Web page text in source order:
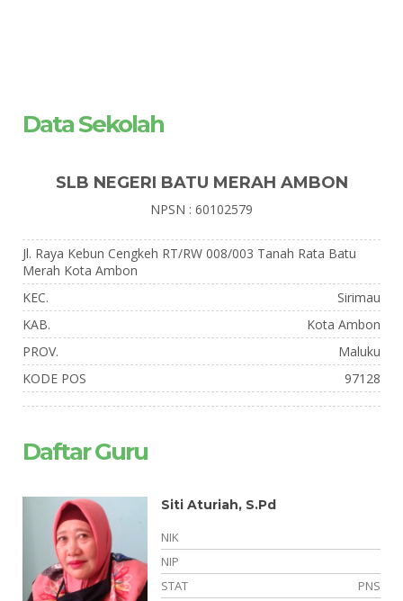
Data Sekolah
SLB NEGERI BATU MERAH AMBON
NPSN : 60102579
Jl. Raya Kebun Cengkeh RT/RW 008/003 Tanah Rata Batu
Merah Kota Ambon
KEC.
Sirimau
KAB.
Kota Ambon
PROV.
Maluku
KODE POS
97128
Daftar Guru
Siti Aturiah, S.Pd
NIK
NIP
STAT
PNS